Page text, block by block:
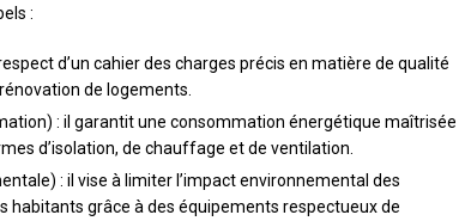
:
d’un cahier des charges précis en matière de qualité
de logements.
: il garantit une consommation énergétique maîtrisée
d’isolation, de chauffage et de ventilation.
: il vise à limiter l’impact environnemental des
habitants grâce à des équipements respectueux de